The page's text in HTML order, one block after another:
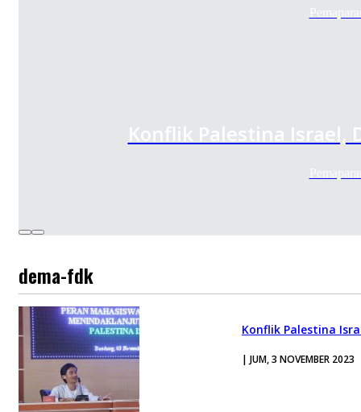
Konflik Palestina Israel,
dema-fdk
Konflik Palestina
| JUM, 3 NOVEMBER 2023